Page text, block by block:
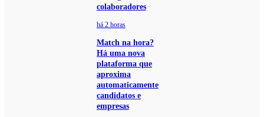
colaboradores
há 2 horas
Match na hora?
Há uma nova
plataforma que
aproxima
automaticamente
candidatos e
empresas